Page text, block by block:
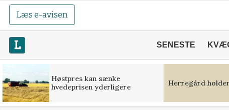
Læs e-avisen
SENESTE
Høstpres kan sænke
hvedeprisen yderligere
Herregård